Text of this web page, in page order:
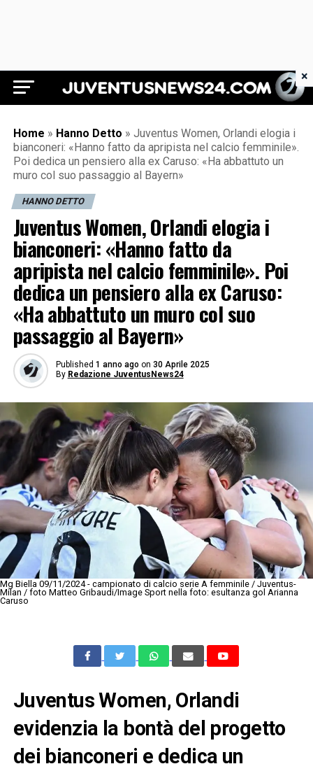
Juventus News 24
Home » Hanno Detto » Juventus Women, Orlandi elogia i
bianconeri: «Hanno fatto da apripista nel calcio femminile».
Poi dedica un pensiero alla ex Caruso: «Ha abbattuto un
muro col suo passaggio al Bayern»
HANNO DETTO
Juventus Women, Orlandi elogia i
bianconeri: «Hanno fatto da
apripista nel calcio femminile». Poi
dedica un pensiero alla ex Caruso:
«Ha abbattuto un muro col suo
passaggio al Bayern»
Published 1 anno ago on 30 Aprile 2025
By Redazione JuventusNews24
Mg Biella 09/11/2024 - campionato di calcio serie A femminile / Juventus-
Milan / foto Matteo Gribaudi/Image Sport nella foto: esultanza gol Arianna
Caruso
Juventus Women, Orlandi
evidenzia la bontà del progetto
dei bianconeri e dedica un
×